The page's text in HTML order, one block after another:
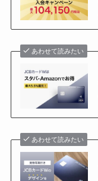
あわせて読みたい
あわせて読みたい